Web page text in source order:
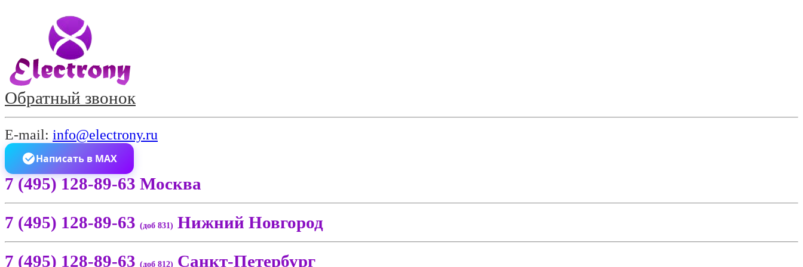
Обратный звонок
E-mail: info@electrony.ru
Написать в MAX
7 (495) 128-89-63 Москва
7 (495) 128-89-63 (доб 831) Нижний Новгород
7 (495) 128-89-63 (доб 812) Санкт-Петербург